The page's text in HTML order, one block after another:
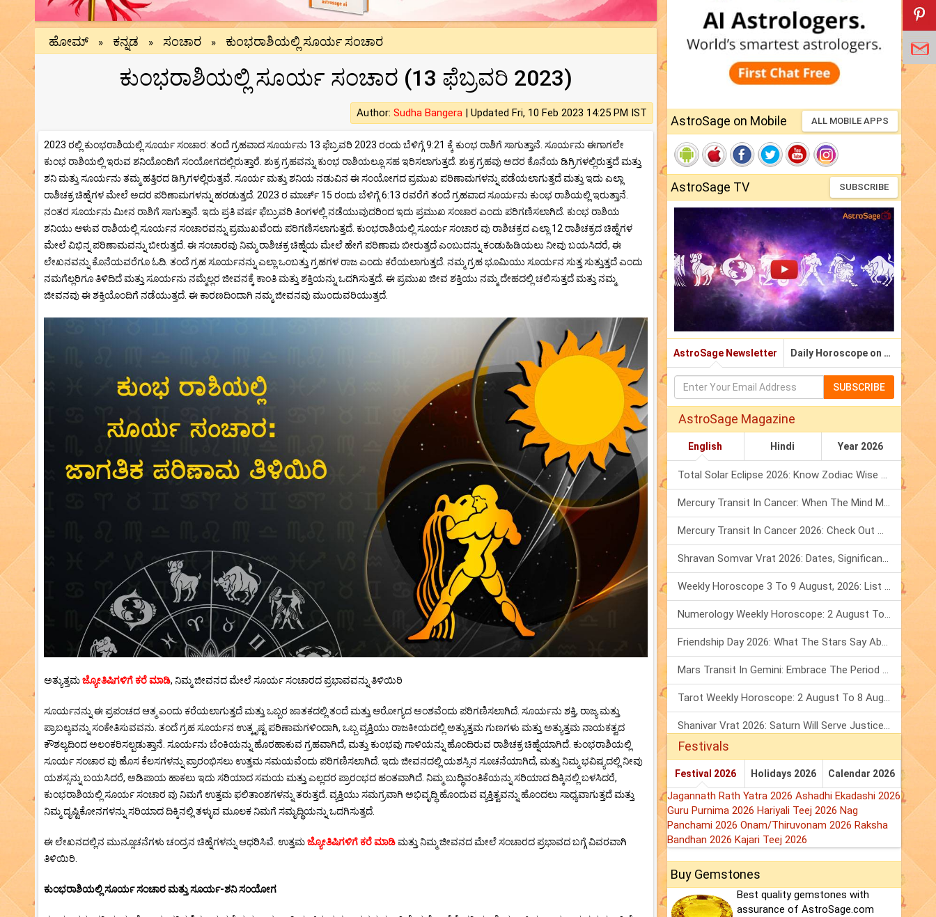
ಹೋಮ್ » ಕನ್ನಡ » ಸಂಚಾರ » ಕುಂಭರಾಶಿಯಲ್ಲಿ ಸೂರ್ಯ ಸಂಚಾರ
ಕುಂಭರಾಶಿಯಲ್ಲಿ ಸೂರ್ಯ ಸಂಚಾರ (13 ಫೆಬ್ರವರಿ 2023)
Author: Sudha Bangera | Updated Fri, 10 Feb 2023 14:25 PM IST
2023 ರಲ್ಲಿ ಕುಂಭರಾಶಿಯಲ್ಲಿ ಸೂರ್ಯ ಸಂಚಾರ: ತಂದೆ ಗ್ರಹವಾದ ಸೂರ್ಯನು 13 ಫೆಬ್ರವರಿ 2023 ರಂದು ಬೆಳಿಗ್ಗೆ 9:21 ಕ್ಕೆ ಕುಂಭ ರಾಶಿಗೆ ಸಾಗುತ್ತಾನೆ. ಸೂರ್ಯನು ಈಗಾಗಲೇ
ಕುಂಭ ರಾಶಿಯಲ್ಲಿ ಇರುವ ಶನಿಯೊಂದಿಗೆ ಸಂಯೋಗದಲ್ಲಿರುತ್ತಾರೆ. ಶುಕ್ರ ಗ್ರಹವನ್ನು ಕುಂಭ ರಾಶಿಯಲ್ಲೂ ಸಹ ಇರಿಸಲಾಗುತ್ತದೆ. ಶುಕ್ರ ಗ್ರಹವು ಅದರ ಕೊನೆಯ ಡಿಗ್ರಿಗಳಲ್ಲಿರುತ್ತದೆ ಮತ್ತು
ಶನಿ ಮತ್ತು ಸೂರ್ಯನು ತಮ್ಮ ಹತ್ತಿರದ ಡಿಗ್ರಿಗಳಲ್ಲಿರುತ್ತವೆ. ಸೂರ್ಯ ಮತ್ತು ಶನಿಯ ನಡುವಿನ ಈ ಸಂಯೋಗದ ಪ್ರಮುಖ ಪರಿಣಾಮಗಳನ್ನು ಪಡೆಯಲಾಗುತ್ತದೆ ಮತ್ತು ಇದು ಎಲ್ಲಾ
ರಾಶಿಚಕ್ರ ಚಿಹ್ನೆಗಳ ಮೇಲೆ ಅದರ ಪರಿಣಾಮಗಳನ್ನು ಹರಡುತ್ತದೆ. 2023 ರ ಮಾರ್ಚ್ 15 ರಂದು ಬೆಳಿಗ್ಗೆ 6:13 ರವರೆಗೆ ತಂದೆ ಗ್ರಹವಾದ ಸೂರ್ಯನು ಕುಂಭ ರಾಶಿಯಲ್ಲಿ ಇರುತ್ತಾನೆ.
ನಂತರ ಸೂರ್ಯನು ಮೀನ ರಾಶಿಗೆ ಸಾಗುತ್ತಾನೆ. ಇದು ಪ್ರತಿ ವರ್ಷ ಫೆಬ್ರುವರಿ ತಿಂಗಳಲ್ಲಿ ನಡೆಯುವುದರಿಂದ ಇದು ಪ್ರಮುಖ ಸಂಚಾರ ಎಂದು ಪರಿಗಣಿಸಲಾಗಿದೆ. ಕುಂಭ ರಾಶಿಯ
ಶನಿಯು ಆಳುವ ರಾಶಿಯಲ್ಲಿ ಸೂರ್ಯನ ಸಂಚಾರವನ್ನು ಪ್ರಮುಖವೆಂದು ಪರಿಗಣಿಸಲಾಗುತ್ತದೆ. ಕುಂಭರಾಶಿಯಲ್ಲಿ ಸೂರ್ಯ ಸಂಚಾರ ವು ರಾಶಿಚಕ್ರದ ಎಲ್ಲಾ 12 ರಾಶಿಚಕ್ರದ ಚಿಹ್ನೆಗಳ
ಮೇಲೆ ವಿಭಿನ್ನ ಪರಿಣಾಮವನ್ನು ಬೀರುತ್ತದೆ. ಈ ಸಂಚಾರವು ನಿಮ್ಮ ರಾಶಿಚಕ್ರ ಚಿಹ್ನೆಯ ಮೇಲೆ ಹೇಗೆ ಪರಿಣಾಮ ಬೀರುತ್ತದೆ ಎಂಬುದನ್ನು ಕಂಡುಹಿಡಿಯಲು ನೀವು ಬಯಸಿದರೆ, ಈ
ಲೇಖನವನ್ನು ಕೊನೆಯವರೆಗೂ ಓದಿ. ತಂದೆ ಗ್ರಹ ಸೂರ್ಯನನ್ನು ಎಲ್ಲಾ ಒಂಬತ್ತು ಗ್ರಹಗಳ ರಾಜ ಎಂದು ಕರೆಯಲಾಗುತ್ತದೆ. ನಮ್ಮ ಗ್ರಹ ಭೂಮಿಯು ಸೂರ್ಯನ ಸುತ್ತ ಸುತ್ತುತ್ತದೆ ಎಂದು
ನಮಗೆಲ್ಲರಿಗೂ ತಿಳಿದಿದೆ ಮತ್ತು ಸೂರ್ಯನು ನಮ್ಮೆಲ್ಲರ ಜೀವನಕ್ಕೆ ಕಾಂತಿ ಮತ್ತು ಶಕ್ತಿಯನ್ನು ಒದಗಿಸುತ್ತದೆ. ಈ ಪ್ರಮುಖ ಜೀವ ಶಕ್ತಿಯು ನಮ್ಮ ದೇಹದಲ್ಲಿ ಚಲಿಸುತ್ತದೆ ಮತ್ತು ನಮ್ಮ
ಜೀವನವು ಈ ಶಕ್ತಿಯೊಂದಿಗೆ ನಡೆಯುತ್ತದೆ. ಈ ಕಾರಣದಿಂದಾಗಿ ನಮ್ಮ ಜೀವನವು ಮುಂದುವರಿಯುತ್ತದೆ.
ಅತ್ಯುತ್ತಮಜ್ಯೋತಿಷಿಗಳಿಗೆ ಕರೆ ಮಾಡಿ, ನಿಮ್ಮ ಜೀವನದ ಮೇಲೆ ಸೂರ್ಯ ಸಂಚಾರದ ಪ್ರಭಾವವನ್ನು ತಿಳಿಯಿರಿ
ಸೂರ್ಯನನ್ನು ಈ ಪ್ರಪಂಚದ ಆತ್ಮ ಎಂದು ಕರೆಯಲಾಗುತ್ತದೆ ಮತ್ತು ಒಬ್ಬರ ಜಾತಕದಲ್ಲಿ ತಂದೆ ಮತ್ತು ಆರೋಗ್ಯದ ಅಂಶವೆಂದು ಪರಿಗಣಿಸಲಾಗಿದೆ. ಸೂರ್ಯನು ಶಕ್ತಿ, ರಾಜ್ಯ ಮತ್ತು
ಪ್ರಾಬಲ್ಯವನ್ನು ಸಂಕೇತಿಸುವವನು. ತಂದೆ ಗ್ರಹ ಸೂರ್ಯನ ಉತ್ಕೃಷ್ಟ ಪರಿಣಾಮಗಳಿಂದಾಗಿ, ಒಬ್ಬ ವ್ಯಕ್ತಿಯು ರಾಜಕೀಯದಲ್ಲಿ ಅತ್ಯುತ್ತಮ ಗುಣಗಳು ಮತ್ತು ಅತ್ಯುತ್ತಮ ನಾಯಕತ್ವದ
ಕೌಶಲ್ಯದಿಂದ ಅಲಂಕರಿಸಲ್ಪಡುತ್ತಾನೆ. ಸೂರ್ಯನು ಬೆಂಕಿಯನ್ನು ಹೊರಹಾಕುವ ಗ್ರಹವಾಗಿದೆ, ಮತ್ತು ಕುಂಭವು ಗಾಳಿಯನ್ನು ಹೊಂದಿರುವ ರಾಶಿಚಕ್ರ ಚಿಹ್ನೆಯಾಗಿದೆ. ಕುಂಭರಾಶಿಯಲ್ಲಿ
ಸೂರ್ಯ ಸಂಚಾರ ವು ಹೊಸ ಕೆಲಸಗಳನ್ನು ಪ್ರಾರಂಭಿಸಲು ಉತ್ತಮ ಸಮಯವೆಂದು ಪರಿಗಣಿಸಲಾಗಿದೆ. ಇದು ಜೀವನದಲ್ಲಿ ಯಶಸ್ಸಿನ ಸೂಚನೆಯಾಗಿದೆ, ಮತ್ತು ನಿಮ್ಮ ಭವಿಷ್ಯದಲ್ಲಿ ನೀವು
ಯಶಸ್ಸನ್ನು ಬಯಸಿದರೆ, ಅಡಿಪಾಯ ಹಾಕಲು ಇದು ಸರಿಯಾದ ಸಮಯ ಮತ್ತು ಎಲ್ಲದರ ಪ್ರಾರಂಭದ ಹಂತವಾಗಿದೆ. ನಿಮ್ಮ ಬುದ್ಧಿವಂತಿಕೆಯನ್ನು ಸರಿಯಾದ ದಿಕ್ಕಿನಲ್ಲಿ ಬಳಸಿದರೆ,
ಕುಂಭರಾಶಿಯಲ್ಲಿ ಸೂರ್ಯ ಸಂಚಾರ ವು ನಿಮಗೆ ಉತ್ತಮ ಫಲಿತಾಂಶಗಳನ್ನು ತರುತ್ತದೆ. ವ್ಯಕ್ತಿಯು ಸಮಗ್ರವಾಗಿ ಅಭಿವೃದ್ಧಿ ಹೊಂದುವ ವ್ಯಕ್ತಿತ್ವವನ್ನು ಹೊಂದಲು ಸಾಧ್ಯವಾಗುತ್ತದೆ ಮತ್ತು
ನಿಮ್ಮ ದೃಷ್ಟಿಕೋನಗಳನ್ನು ಸರಿಯಾದ ದಿಕ್ಕಿನಲ್ಲಿ ತಳ್ಳುವ ಮೂಲಕ ನಿಮಗೆ ಸಮೃದ್ಧಿಯನ್ನು ಒದಗಿಸುತ್ತದೆ.
ಈ ಲೇಖನದಲ್ಲಿನ ಮುನ್ಸೂಚನೆಗಳು ಚಂದ್ರನ ಚಿಹ್ನೆಗಳನ್ನು ಆಧರಿಸಿವೆ. ಉತ್ತಮಜ್ಯೋತಿಷಿಗಳಿಗೆ ಕರೆ ಮಾಡಿಮತ್ತು ನಿಮ್ಮ ಜೀವನದ ಮೇಲೆ ಸಂಚಾರದ ಪ್ರಭಾವದ ಬಗ್ಗೆ ವಿವರವಾಗಿ
ತಿಳಿಯಿರಿ.
ಕುಂಭರಾಶಿಯಲ್ಲಿ ಸೂರ್ಯ ಸಂಚಾರ ಮತ್ತು ಸೂರ್ಯ-ಶನಿ ಸಂಯೋಗ
AstroSage on Mobile ALL MOBILE APPS
AstroSage TV SUBSCRIBE
AstroSage Newsletter Daily Horoscope on Email
SUBSCRIBE
AstroSage Magazine
English Hindi Year 2026
Total Solar Eclipse 2026: Know Zodiac Wise Prediction
Mercury Transit In Cancer: When The Mind Meets The Heart!
Mercury Transit In Cancer 2026: Check Out What It Brings For You
Shravan Somvar Vrat 2026: Dates, Significance & Rituals In August
Weekly Horoscope 3 To 9 August, 2026: List Of Fasts & Festivals
Numerology Weekly Horoscope: 2 August To 8 August, 2026
Friendship Day 2026: What The Stars Say About Your Best Friend!
Mars Transit In Gemini: Embrace The Period Full Of Energy & Intelligence
Tarot Weekly Horoscope: 2 August To 8 August, 2026
Shanivar Vrat 2026: Saturn Will Serve Justice In Sawan Month!
Festivals
Festival 2026 Holidays 2026 Calendar 2026
Jagannath Rath Yatra 2026 Ashadhi Ekadashi 2026
Guru Purnima 2026 Hariyali Teej 2026 Nag
Panchami 2026 Onam/Thiruvonam 2026 Raksha
Bandhan 2026 Kajari Teej 2026
Buy Gemstones
Best quality gemstones with
assurance of AstroSage.com